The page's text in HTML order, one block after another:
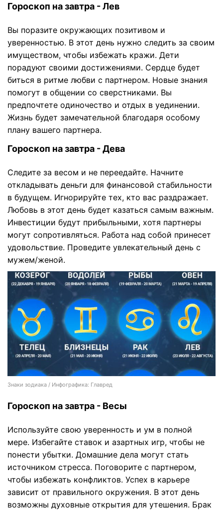
Гороскоп на завтра - Лев
Вы поразите окружающих позитивом и
уверенностью. В этот день нужно следить за своим
имуществом, чтобы избежать кражи. Дети
порадуют своими достижениями. Сердце будет
биться в ритме любви с партнером. Новые знания
помогут в общении со сверстниками. Вы
предпочтете одиночество и отдых в уединении.
Жизнь будет замечательной благодаря особому
плану вашего партнера.
Гороскоп на завтра - Дева
Следите за весом и не переедайте. Начните
откладывать деньги для финансовой стабильности
в будущем. Игнорируйте тех, кто вас раздражает.
Любовь в этот день будет казаться самым важным.
Инвестиции будут прибыльными, хотя партнеры
могут сопротивляться. Работа над собой принесет
удовольствие. Проведите увлекательный день с
мужем/женой.
Знаки зодиака / Инфографика: Главред
Гороскоп на завтра - Весы
Используйте свою уверенность и ум в полной
мере. Избегайте ставок и азартных игр, чтобы не
понести убытки. Домашние дела могут стать
источником стресса. Поговорите с партнером,
чтобы избежать конфликтов. Успех в карьере
зависит от правильного окружения. В этот день
возможны духовные открытия для утешения. Брак